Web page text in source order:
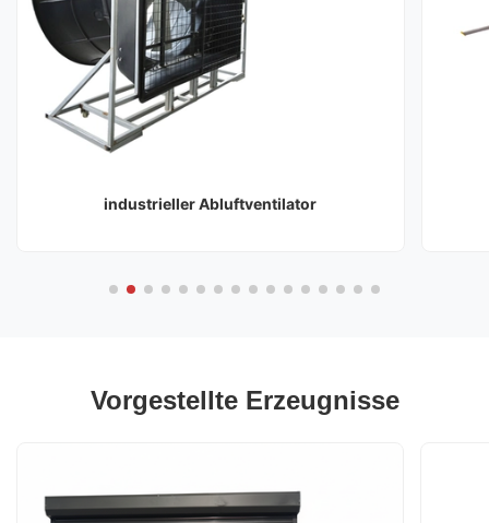
industrieller Abluftventilator
Vorgestellte Erzeugnisse